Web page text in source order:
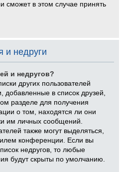
сможет в этом случае принять
и недруги
и недругов?
других пользователей
в список друзей,
разделе для получения
о том, находятся ли они
им личных сообщений.
также могут выделяться,
конференции. Если вы
недругов, то любые
будут скрыты по умолчанию.